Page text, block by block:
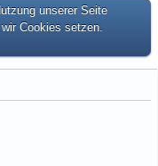
unserer Seite
Cookies setzen.